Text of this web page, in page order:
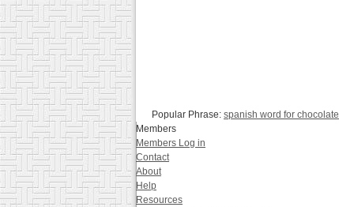
Popular Phrase: spanish word for chocolate
Members
Members Log in
Contact
About
Help
Resources